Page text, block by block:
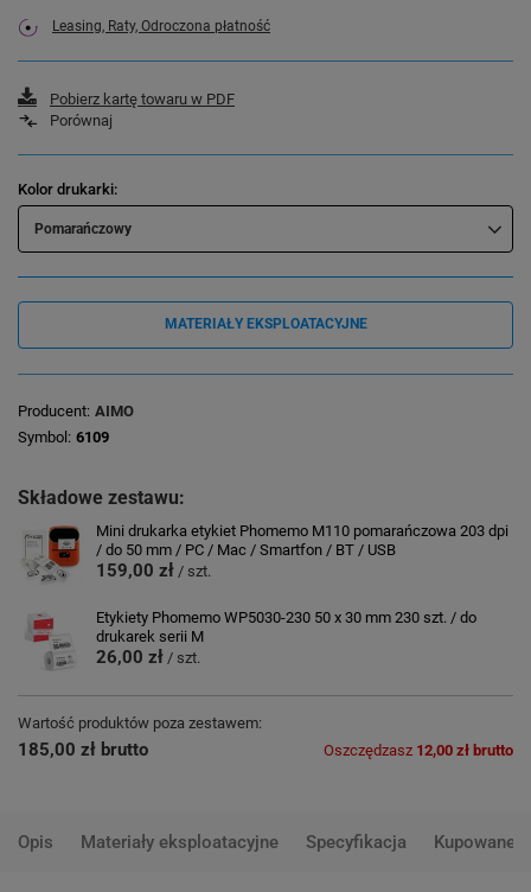
Leasing, Raty, Odroczona płatność
Pobierz kartę towaru w PDF
Porównaj
Kolor drukarki
Pomarańczowy
MATERIAŁY EKSPLOATACYJNE
Producent AIMO
Symbol 6109
Składowe zestawu:
Mini drukarka etykiet Phomemo M110 pomarańczowa 203 dpi
/ do 50 mm / PC / Mac / Smartfon / BT / USB
159,00 zł / szt.
Etykiety Phomemo WP5030-230 50 x 30 mm 230 szt. / do
drukarek serii M
26,00 zł / szt.
Wartość produktów poza zestawem:
185,00 zł brutto Oszczędzasz 12,00 zł brutto
Opis Materiały eksploatacyjne Specyfikacja Kupowane